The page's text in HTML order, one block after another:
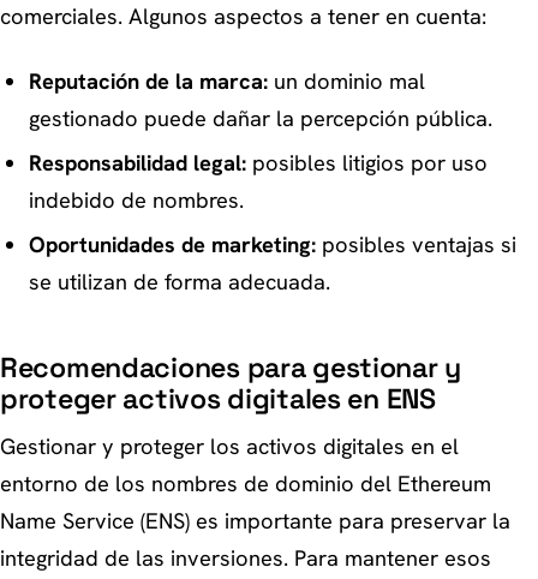
comerciales. Algunos aspectos a tener en cuenta:
Reputación de la marca:un dominio mal
gestionado puede dañar la percepción pública.
Responsabilidad legal:posibles litigios por uso
indebido de nombres.
Oportunidades de marketing:posibles ventajas si
se utilizan de forma adecuada.
Recomendaciones para gestionar y
proteger activos digitales en ENS
Gestionar y proteger los activos digitales en el
entorno de los nombres de dominio del Ethereum
Name Service (ENS) es importante para preservar la
integridad de las inversiones. Para mantener esos